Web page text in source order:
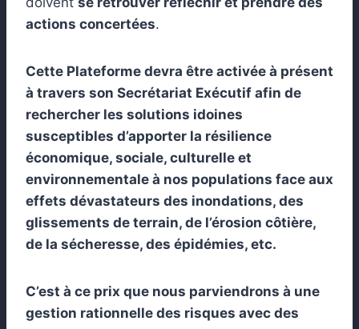
actions concertées.
Cette Plateforme devra être activée à présent
à travers son Secrétariat Exécutif afin de
rechercher les solutions idoines
susceptibles d’apporter la résilience
économique, sociale, culturelle et
environnementale à nos populations face aux
effets dévastateurs des inondations, des
glissements de terrain, de l’érosion côtière,
de la sécheresse, des épidémies, etc.
C’est à ce prix que nous parviendrons à une
gestion rationnelle des risques avec des